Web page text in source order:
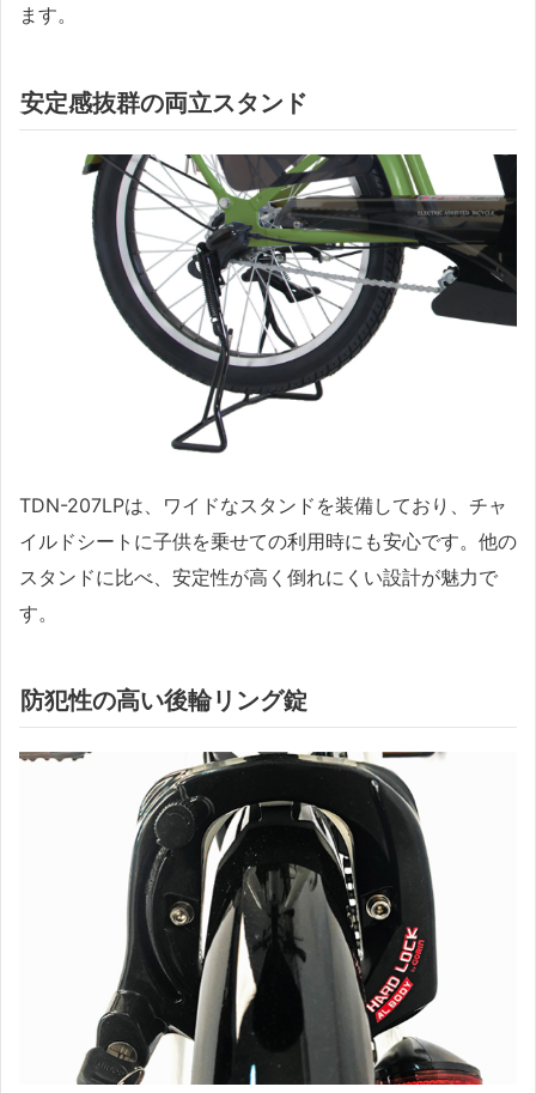
ます。
安定感抜群の両立スタンド
TDN-207LPは、ワイドなスタンドを装備しており、チャ
イルドシートに子供を乗せての利用時にも安心です。他の
スタンドに比べ、安定性が高く倒れにくい設計が魅力で
す。
防犯性の高い後輪リング錠